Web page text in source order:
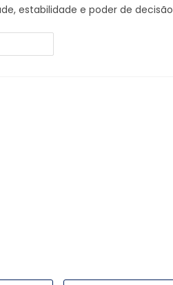
estabilidade e poder de